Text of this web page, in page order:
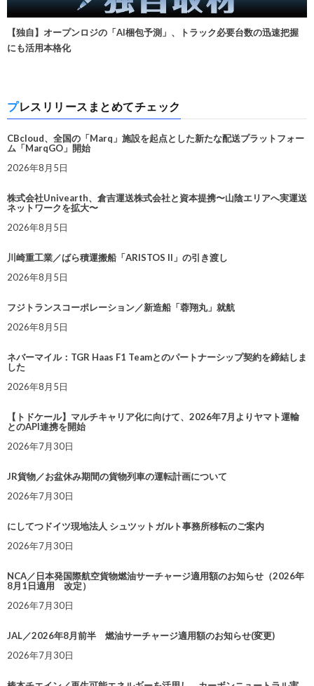
【独自】オープンロジの「AI梱包予測」、トラック必要台数の迅速把握
にも活用本格化
プレスリリースまとめてチェック
CBcloud、全国の「Marq」施設を起点とした新たな配送プラットフォー
ム「MarqGO」開始
2026年8月5日
株式会社Univearth、倉吉運送株式会社と資本提携〜山陰エリアへ実運送
ネットワークを拡大〜
2026年8月5日
川崎重工業／ばら積運搬船「ARISTOS II」の引き渡し
2026年8月5日
フジトランスコーポレーション／新造船「蓉翔丸」就航
2026年8月5日
ネバーマイル：TGR Haas F1 Teamとのパートナーシップ契約を締結しま
した
2026年8月5日
【トドケール】マルチキャリア化に向けて、2026年7月よりヤマト運輸
とのAPI連携を開始
2026年7月30日
JR貨物／お盆休み期間の貨物列車の運転計画について
2026年7月30日
にしてつドイツ現地法人 シュツットガルト事務所移転のご案内
2026年7月30日
NCA／日本発国際航空貨物燃油サーチャージ適用額のお知らせ（2026年
8月1日適用 改定）
2026年7月30日
JAL／2026年8月前半 燃油サーチャージ適用額のお知らせ(変更)
2026年7月30日